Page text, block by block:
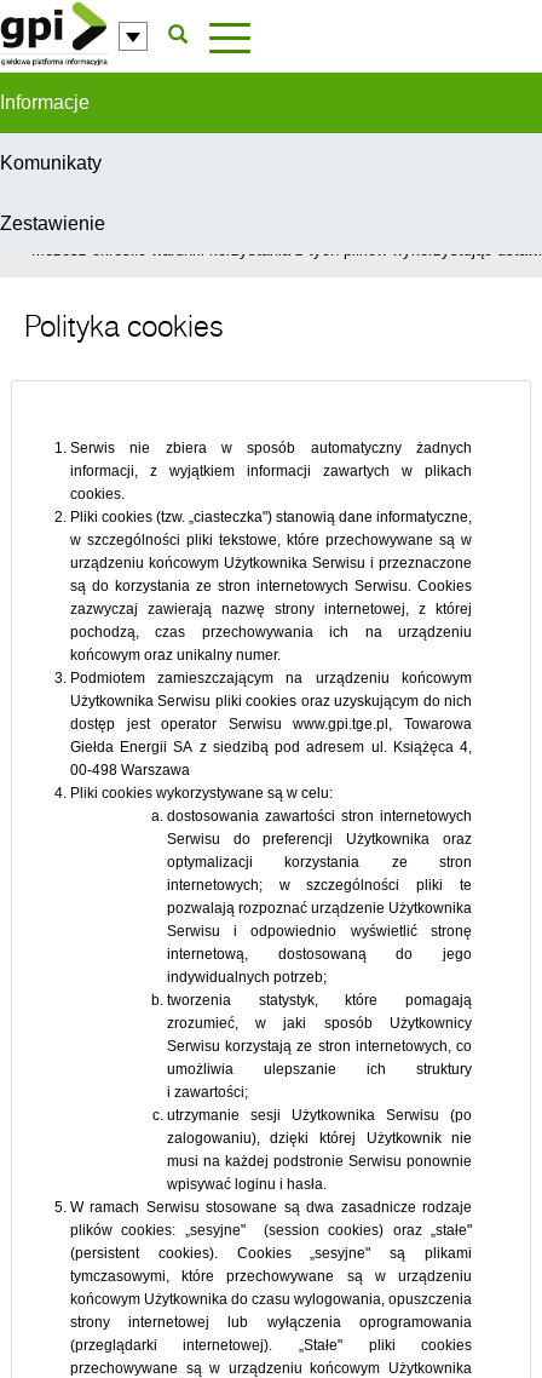
Przejdź do komentarzy
Informacje
Komunikaty
Zestawienie
W celu świadczenia usług na najwyższym poziomie, serwis GPI
Możesz określić warunki korzystania z tych plików wykorzystując
Polityka cookies
Serwis nie zbiera w sposób automatyczny żadnych
informacji, z wyjątkiem informacji zawartych w plikach
cookies.
Pliki cookies (tzw. „ciasteczka") stanowią dane informatyczne,
w szczególności pliki tekstowe, które przechowywane są w
urządzeniu końcowym Użytkownika Serwisu i przeznaczone
są do korzystania ze stron internetowych Serwisu. Cookies
zazwyczaj zawierają nazwę strony internetowej, z której
pochodzą, czas przechowywania ich na urządzeniu
końcowym oraz unikalny numer.
Podmiotem zamieszczającym na urządzeniu końcowym
Użytkownika Serwisu pliki cookies oraz uzyskującym do nich
dostęp jest operator Serwisu www.gpi.tge.pl, Towarowa
Giełda Energii SA z siedzibą pod adresem ul. Książęca 4,
00-498 Warszawa
Pliki cookies wykorzystywane są w celu:
dostosowania zawartości stron internetowych
Serwisu do preferencji Użytkownika oraz
optymalizacji korzystania ze stron
internetowych; w szczególności pliki te
pozwalają rozpoznać urządzenie Użytkownika
Serwisu i odpowiednio wyświetlić stronę
internetową, dostosowaną do jego
indywidualnych potrzeb;
tworzenia statystyk, które pomagają
zrozumieć, w jaki sposób Użytkownicy
Serwisu korzystają ze stron internetowych, co
umożliwia ulepszanie ich struktury
i zawartości;
utrzymanie sesji Użytkownika Serwisu (po
zalogowaniu), dzięki której Użytkownik nie
musi na każdej podstronie Serwisu ponownie
wpisywać loginu i hasła.
W ramach Serwisu stosowane są dwa zasadnicze rodzaje
plików cookies: „sesyjne" (session cookies) oraz „stałe"
(persistent cookies). Cookies „sesyjne" są plikami
tymczasowymi, które przechowywane są w urządzeniu
końcowym Użytkownika do czasu wylogowania, opuszczenia
strony internetowej lub wyłączenia oprogramowania
(przeglądarki internetowej). „Stałe" pliki cookies
przechowywane są w urządzeniu końcowym Użytkownika